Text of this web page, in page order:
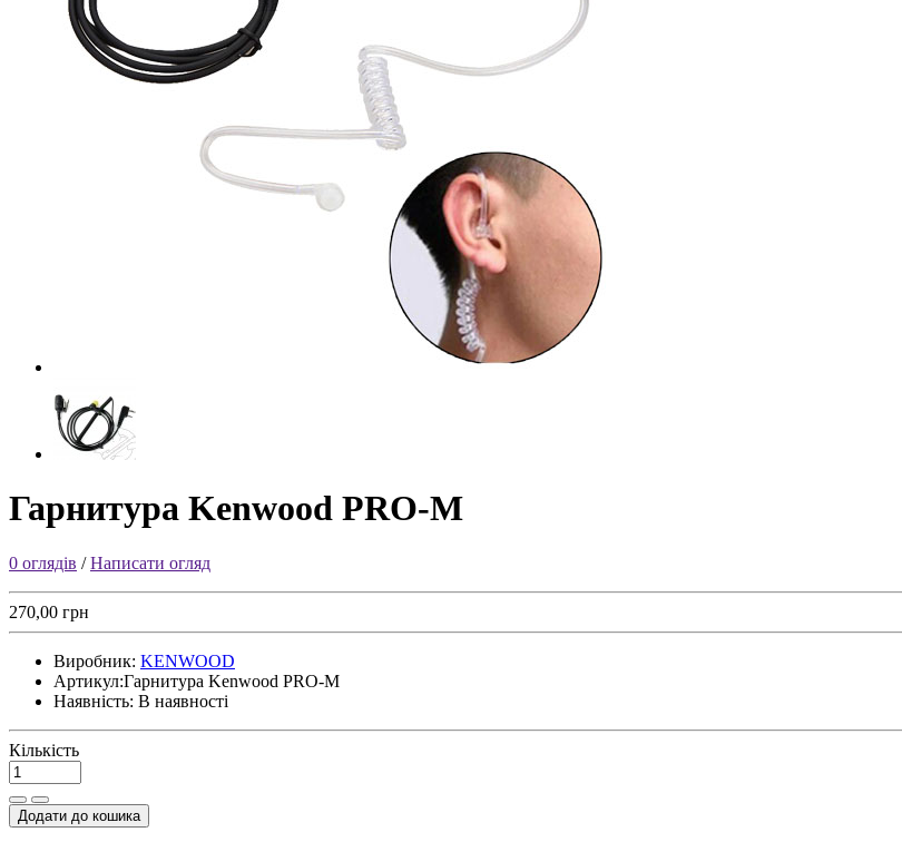
Гарнитура Kenwood PRO-M
0 оглядів /Написати огляд
270,00 грн
Виробник: KENWOOD
Артикул:Гарнитура Kenwood PRO-M
Наявність: В наявності
Кількість
Додати до кошика